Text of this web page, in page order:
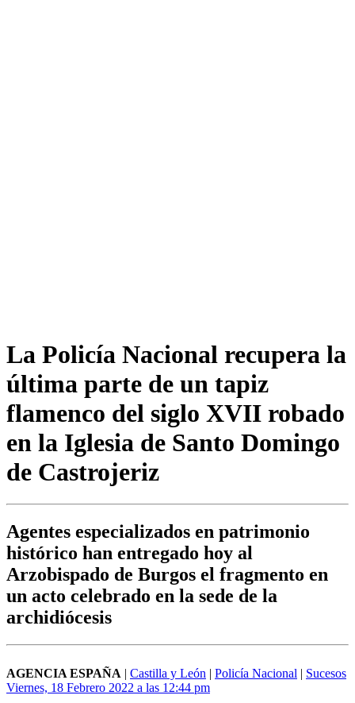
La Policía Nacional recupera la
última parte de un tapiz
flamenco del siglo XVII robado
en la Iglesia de Santo Domingo
de Castrojeriz
Agentes especializados en patrimonio
histórico han entregado hoy al
Arzobispado de Burgos el fragmento en
un acto celebrado en la sede de la
archidiócesis
AGENCIA ESPAÑA | Castilla y León | Policía Nacional | Sucesos
Viernes, 18 Febrero 2022 a las 12:44 pm